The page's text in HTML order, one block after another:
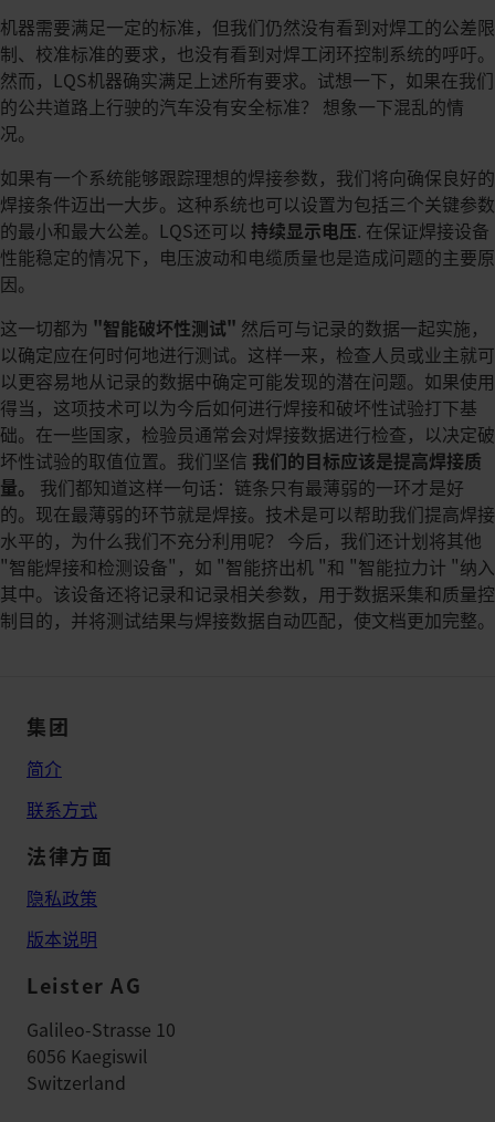
机器需要满足一定的标准，但我们仍然没有看到对焊工的公差限
制、校准标准的要求，也没有看到对焊工闭环控制系统的呼吁。
然而，LQS机器确实满足上述所有要求。试想一下，如果在我们
的公共道路上行驶的汽车没有安全标准？ 想象一下混乱的情
况。
如果有一个系统能够跟踪理想的焊接参数，我们将向确保良好的
焊接条件迈出一大步。这种系统也可以设置为包括三个关键参数
的最小和最大公差。LQS还可以 持续显示电压. 在保证焊接设备
性能稳定的情况下，电压波动和电缆质量也是造成问题的主要原
因。
这一切都为 "智能破坏性测试" 然后可与记录的数据一起实施，
以确定应在何时何地进行测试。这样一来，检查人员或业主就可
以更容易地从记录的数据中确定可能发现的潜在问题。如果使用
得当，这项技术可以为今后如何进行焊接和破坏性试验打下基
础。在一些国家，检验员通常会对焊接数据进行检查，以决定破
坏性试验的取值位置。我们坚信 我们的目标应该是提高焊接质
量。 我们都知道这样一句话：链条只有最薄弱的一环才是好
的。现在最薄弱的环节就是焊接。技术是可以帮助我们提高焊接
水平的，为什么我们不充分利用呢？ 今后，我们还计划将其他
"智能焊接和检测设备"，如 "智能挤出机 "和 "智能拉力计 "纳入
其中。该设备还将记录和记录相关参数，用于数据采集和质量控
制目的，并将测试结果与焊接数据自动匹配，使文档更加完整。
集团
简介
联系方式
法律方面
隐私政策
版本说明
Leister AG
Galileo-Strasse 10
6056 Kaegiswil
Switzerland